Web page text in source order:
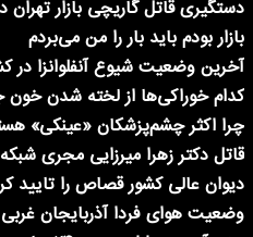
دستگیری قاتل گاریچی بازار
بازار بودم باید بار را من می‌بردم
آخرین وضعیت شیوع آنفلوانزا در
کدام خوراکی‌ها از لخته شدن خون
چرا اکثر چشم‌پزشکان «عینکی»
قاتل دکتر زهرا میرزایی مجری
دیوان عالی کشور قصاص را تایید